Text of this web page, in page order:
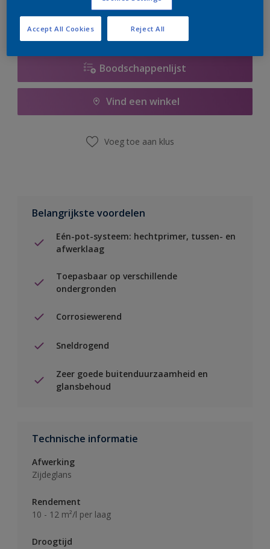
Boodschappenlijst
Vind een winkel
Voeg toe aan klus
Belangrijkste voordelen
Eén-pot-systeem: hechtprimer, tussen- en
afwerklaag
Toepasbaar op verschillende
ondergronden
Corrosiewerend
Sneldrogend
Zeer goede buitenduurzaamheid en
glansbehoud
Technische informatie
Afwerking
Zijdeglans
Rendement
10 - 12 m²/l per laag
Droogtijd
Reject All
Accept All Cookies